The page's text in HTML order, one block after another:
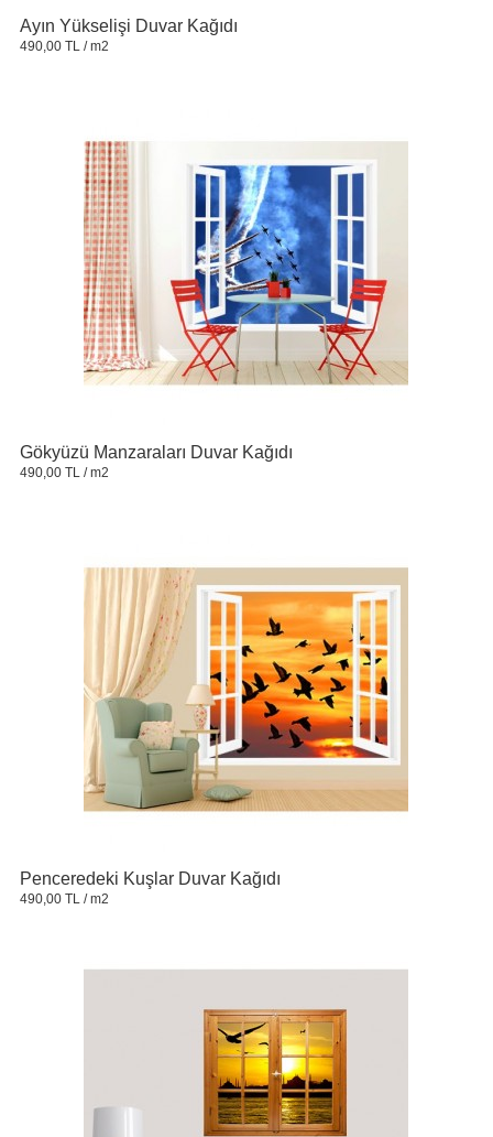
Ayın Yükselişi Duvar Kağıdı
490,00 TL / m2
Gökyüzü Manzaraları Duvar Kağıdı
490,00 TL / m2
Penceredeki Kuşlar Duvar Kağıdı
490,00 TL / m2